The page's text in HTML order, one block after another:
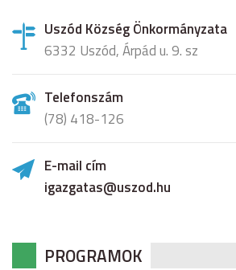
Uszód Község Önkormányzata
6332 Uszód, Árpád u. 9. sz
Telefonszám
(78) 418-126
E-mail cím
igazgatas@uszod.hu
PROGRAMOK